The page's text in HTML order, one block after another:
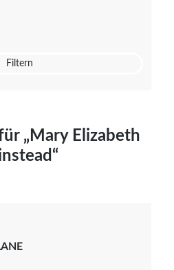
Filtern
„Mary Elizabeth